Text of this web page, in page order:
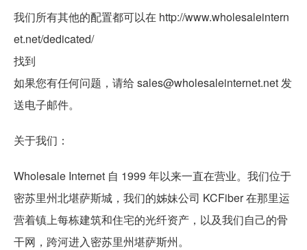
我们所有其他的配置都可以在 http://www.wholesaleintern
et.net/dedicated/
找到
如果您有任何问题，请给 sales@wholesaleinternet.net 发
送电子邮件。
关于我们：
Wholesale Internet 自 1999 年以来一直在营业。我们位于
密苏里州北堪萨斯城，我们的姊妹公司 KCFiber 在那里运
营着镇上每栋建筑和住宅的光纤资产，以及我们自己的骨
干网，跨河进入密苏里州堪萨斯州。